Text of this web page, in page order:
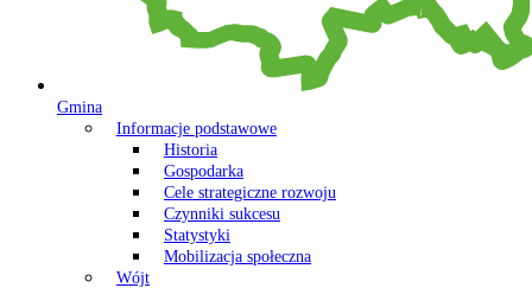
Gmina
Informacje podstawowe
Historia
Gospodarka
Cele strategiczne rozwoju
Czynniki sukcesu
Statystyki
Mobilizacja społeczna
Wójt